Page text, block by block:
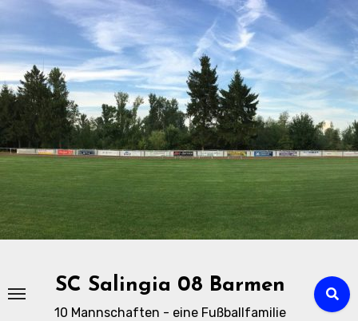
Zu
Inhalten
springen
SC Salingia 08 Barmen
10 Mannschaften - eine Fußballfamilie